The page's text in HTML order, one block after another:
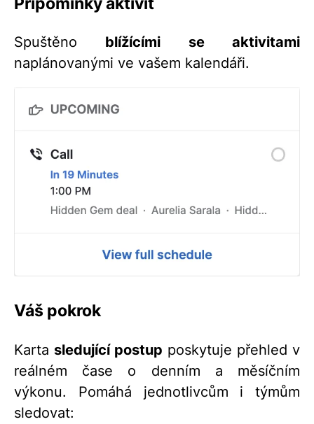
Spuštěno blížícími se aktivitami
naplánovanými ve vašem kalendáři.
Váš pokrok
Karta sledující postup poskytuje přehled v
reálném čase o denním a měsíčním
výkonu. Pomáhá jednotlivcům i týmům
sledovat: